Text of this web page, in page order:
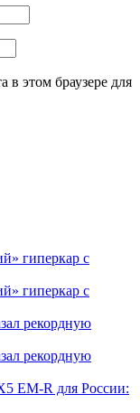
в этом браузере для
гиперкар с
гиперкар с
рекордную
рекордную
EM-R для России: